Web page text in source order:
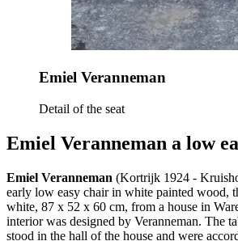
Emiel Veranneman
Detail of the seat
Emiel Veranneman a low
Emiel Veranneman (Kortrijk 1924 -
early low easy chair in white painted wood,
white, 87 x 52 x 60 cm, from a house in
interior was designed by Veranneman. The
stood in the hall of the house and were